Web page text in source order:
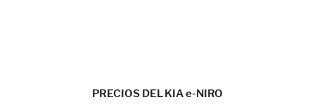
PRECIOS DEL KIA e-NIRO